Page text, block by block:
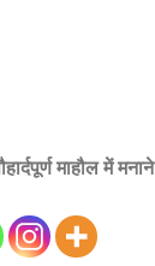
माहौल में